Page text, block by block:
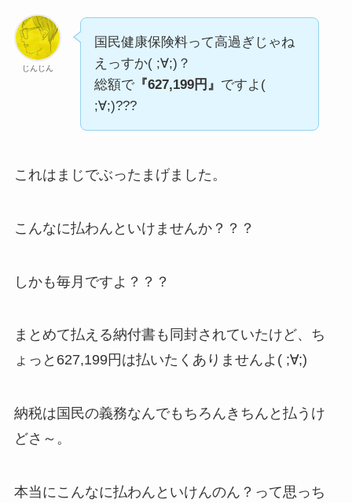
じんじん
国民健康保険料って高過ぎじゃね
えっすか( ;∀;)？
総額で『627,199円』 ですよ(
;∀;)???
これはまじでぶったまげました。
こんなに払わんといけませんか？？？
しかも毎月ですよ？？？
まとめて払える納付書も同封されていたけど、ち
ょっと627,199円は払いたくありませんよ( ;∀;)
納税は国民の義務なんでもちろんきちんと払うけ
どさ～。
本当にこんなに払わんといけんのん？って思っち